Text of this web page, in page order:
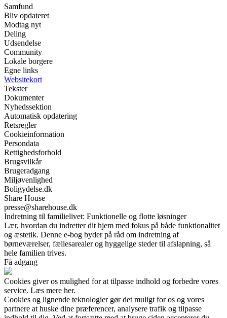
Samfund
Bliv opdateret
Modtag nyt
Deling
Udsendelse
Community
Lokale borgere
Egne links
Websitekort
Tekster
Dokumenter
Nyhedssektion
Automatisk opdatering
Retsregler
Cookieinformation
Persondata
Rettighedsforhold
Brugsvilkår
Brugeradgang
Miljøvenlighed
Boligydelse.dk
Share House
presse@sharehouse.dk
Indretning til familielivet: Funktionelle og flotte løsninger
Lær, hvordan du indretter dit hjem med fokus på både funktionalitet
og æstetik. Denne e-bog byder på råd om indretning af
børneværelser, fællesarealer og hyggelige steder til afslapning, så
hele familien trives.
Få adgang
Cookies giver os mulighed for at tilpasse indhold og forbedre vores
service. Læs mere her.
Cookies og lignende teknologier gør det muligt for os og vores
partnere at huske dine præferencer, analysere trafik og tilpasse